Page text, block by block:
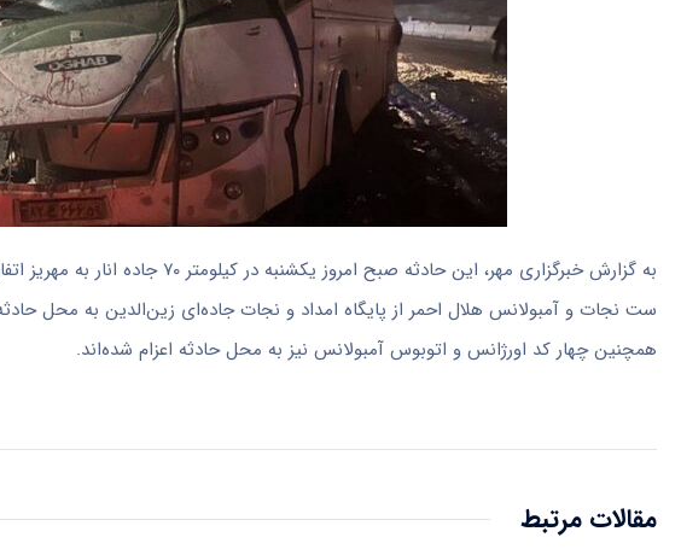
به گزارش خبرگزاری مهر، این حادثه صبح امروز یکشنبه در کیلومتر ۷۰ جاده انار به مهریز اتفاق افتاده و بنا بر گزارش اولیه دارای ۲۸ مسافر بوده است.
ست نجات و آمبولانس هلال احمر از پایگاه امداد و نجات جاده‌ای زین‌الدین به محل
همچنین چهار کد اورژانس و اتوبوس آمبولانس نیز به محل حادثه اعزام شده‌اند.
مقالات مرتبط